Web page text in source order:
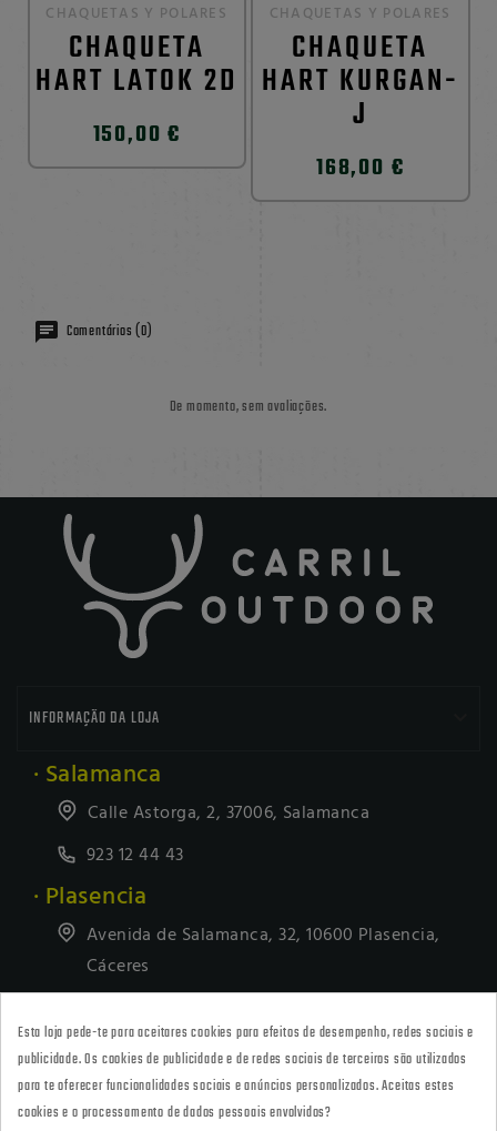
CHAQUETAS Y POLARES
CHAQUETA
HART LATOK 2D
150,00 €
CHAQUETAS Y POLARES
CHAQUETA
HART KURGAN-
J
168,00 €
Comentários (0)
De momento, sem avaliações.
INFORMAÇÃO DA LOJA
· Salamanca
Calle Astorga, 2, 37006, Salamanca
923 12 44 43
· Plasencia
Avenida de Salamanca, 32, 10600 Plasencia,
Cáceres
· Tienda Online
marketing@armeriacarril.com
Esta loja pede-te para aceitares cookies para efeitos de desempenho, redes sociais e
publicidade. Os cookies de publicidade e de redes sociais de terceiros são utilizados
para te oferecer funcionalidades sociais e anúncios personalizados. Aceitas estes
cookies e o processamento de dados pessoais envolvidos?